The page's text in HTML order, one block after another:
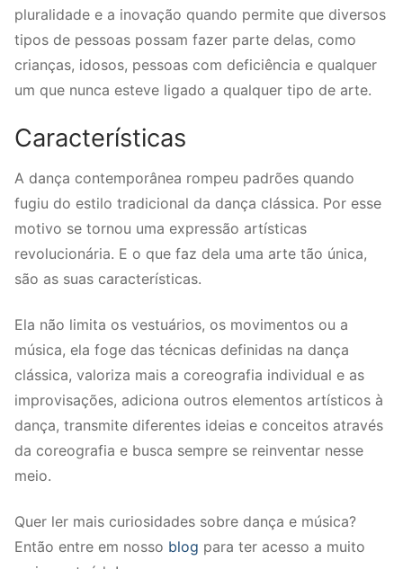
pluralidade e a inovação quando permite que diversos
tipos de pessoas possam fazer parte delas, como
crianças, idosos, pessoas com deficiência e qualquer
um que nunca esteve ligado a qualquer tipo de arte.
Características
A dança contemporânea rompeu padrões quando
fugiu do estilo tradicional da dança clássica. Por esse
motivo se tornou uma expressão artísticas
revolucionária. E o que faz dela uma arte tão única,
são as suas características.
Ela não limita os vestuários, os movimentos ou a
música, ela foge das técnicas definidas na dança
clássica, valoriza mais a coreografia individual e as
improvisações, adiciona outros elementos artísticos à
dança, transmite diferentes ideias e conceitos através
da coreografia e busca sempre se reinventar nesse
meio.
Quer ler mais curiosidades sobre dança e música?
Então entre em nosso blog para ter acesso a muito